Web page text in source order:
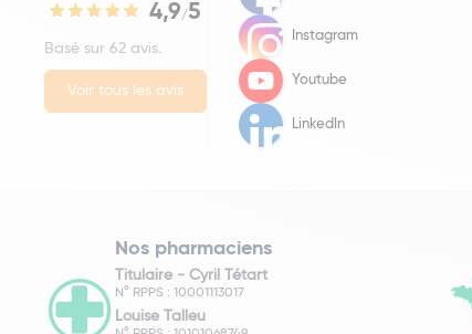
4,9/5
Basé sur 62 avis.
Voir tous les avis
Instagram
Youtube
LinkedIn
Nos pharmaciens
Titulaire - Cyril Tétart
N° RPPS : 10001113017
Louise Talleu